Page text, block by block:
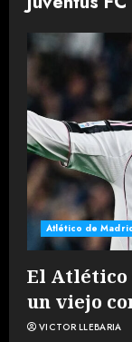
Atlético de
El Atlético
un viejo
VICTOR LLEBARIA